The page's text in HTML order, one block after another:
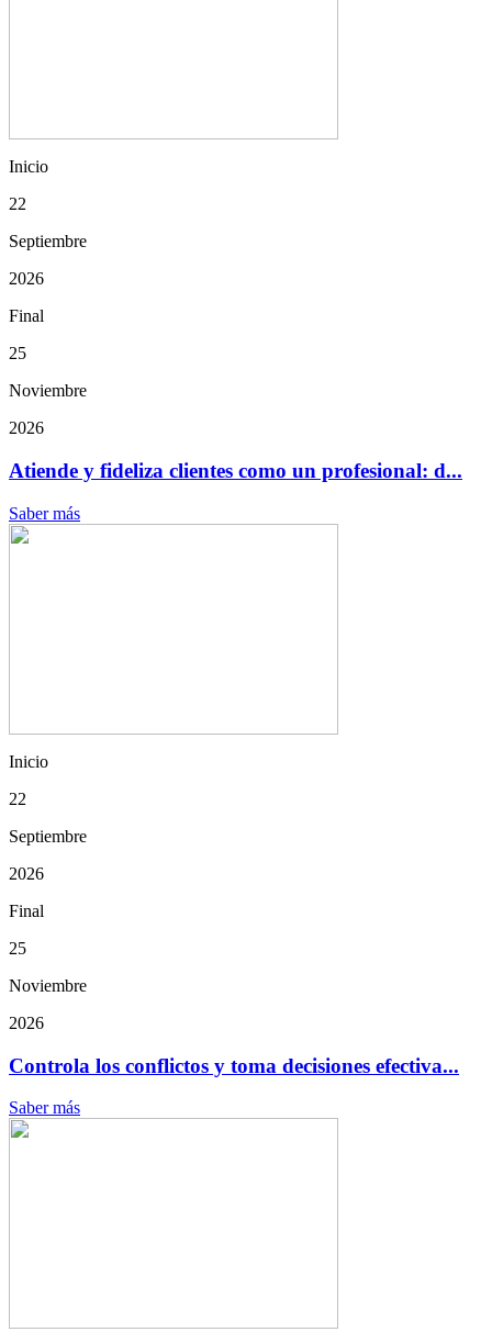
Inicio
22
Septiembre
2026
Final
25
Noviembre
2026
Atiende y fideliza clientes como un profesional: d...
Saber más
Inicio
22
Septiembre
2026
Final
25
Noviembre
2026
Controla los conflictos y toma decisiones efectiva...
Saber más